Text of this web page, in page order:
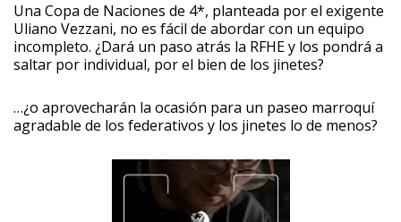
Una Copa de Naciones de 4*, planteada por el exigente
Uliano Vezzani, no es fácil de abordar con un equipo
incompleto. ¿Dará un paso atrás la RFHE y los pondrá a
saltar por individual, por el bien de los jinetes?
…¿o aprovecharán la ocasión para un paseo marroquí
agradable de los federativos y los jinetes lo de menos?